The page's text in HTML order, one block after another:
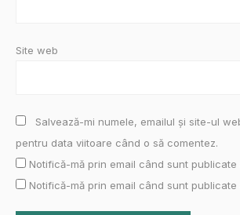
Site web
Salvează-mi numele, emailul și site-ul
pentru data viitoare când o să comentez.
Notifică-mă prin email când sunt publicate
Notifică-mă prin email când sunt publicate